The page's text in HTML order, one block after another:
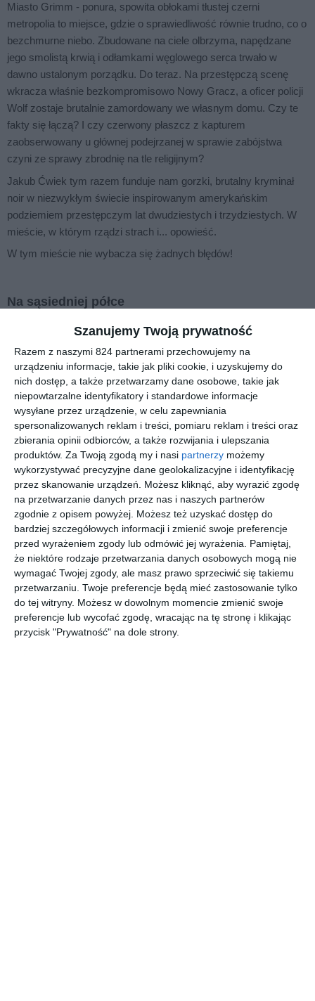
Szanujemy Twoją prywatność
Razem z naszymi 824 partnerami przechowujemy na
urządzeniu informacje, takie jak pliki cookie, i uzyskujemy do
nich dostęp, a także przetwarzamy dane osobowe, takie jak
niepowtarzalne identyfikatory i standardowe informacje
wysyłane przez urządzenie, w celu zapewniania
spersonalizowanych reklam i treści, pomiaru reklam i treści oraz
zbierania opinii odbiorców, a także rozwijania i ulepszania
produktów. Za Twoją zgodą my i nasi partnerzy możemy
wykorzystywać precyzyjne dane geolokalizacyjne i identyfikację
przez skanowanie urządzeń. Możesz kliknąć, aby wyrazić zgodę
na przetwarzanie danych przez nas i naszych partnerów
zgodnie z opisem powyżej. Możesz też uzyskać dostęp do
bardziej szczegółowych informacji i zmienić swoje preferencje
przed wyrażeniem zgody lub odmówić jej wyrażenia.
Pamiętaj,
że niektóre rodzaje przetwarzania danych osobowych mogą nie
wymagać Twojej zgody, ale masz prawo sprzeciwić się takiemu
przetwarzaniu. Twoje preferencje będą mieć zastosowanie tylko
do tej witryny. Możesz w dowolnym momencie zmienić swoje
preferencje lub wycofać zgodę, wracając na tę stronę i klikając
przycisk "Prywatność" na dole strony.
Miasto Grimm - ponura, spowita obłokami tłustej czerni
metropolia to miejsce, gdzie o sprawiedliwość równie trudno, co o
bezchmurne niebo. Zbudowane na ciele olbrzyma, napędzane
jego smolistą krwią i odłamkami węglowego serca trwało w
dawno ustalonym porządku. Do teraz. Na przestępczą scenę
wkracza właśnie bezkompromisowo Nowy Gracz, a oficer policji
Wolf zostaje brutalnie zamordowany we własnym domu. Czy te
fakty się łączą? I czy czerwony płaszcz z kapturem
zaobserwowany u głównej podejrzanej w sprawie zabójstwa
czyni ze sprawy zbrodnię na tle religijnym?
Jakub Ćwiek tym razem funduje nam gorzki, brutalny kryminał
noir w niezwykłym świecie inspirowanym amerykańskim
podziemiem przestępczym lat dwudziestych i trzydziestych. W
mieście, w którym rządzi strach i... opowieść.
W tym mieście nie wybacza się żadnych błędów!
Na sąsiedniej półce
[ książka, e-book ]
Stróże.
Wydanie
zbiorcze
Jakub Ćwiek
[ książka, e-book ]
To po
diable
Jakub Ćwiek
[ książka, e-book ]
Kłamca.
Zbiorowa
tricksteria
Jakub Ćwiek
[ książka ]
płonie.
Wydanie II
Jakub Ćwiek
[ książka, e-book ]
Dreszcz 3.
Permanen
tne
wakacje
Jakub Ćwiek
[ książka, e-book ]
Dreszcz 2.
Facet w
czerni
Jakub Ćwiek
Dreszcz
Jakub Ćwiek
[ książka, e-book ]
Panie
Czarowne
Jakub Ćwiek